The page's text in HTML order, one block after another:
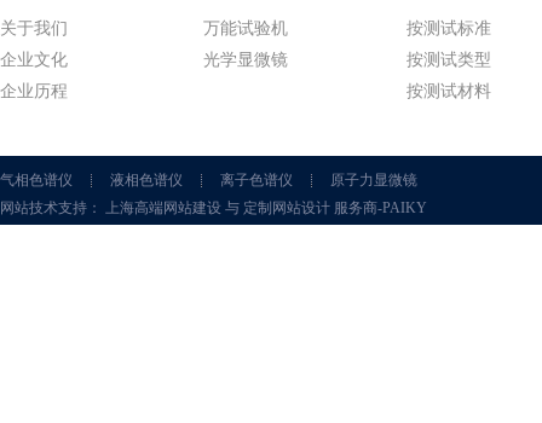
关于我们
企业文化
企业历程
万能试验机
光学显微镜
按测试标准
按测试类型
按测试材料
气相色谱仪 液相色谱仪 离子色谱仪
原子力显微镜
网站技术支持： 上海高端网站建设 与 定制网站设计 服务商-PAIKY